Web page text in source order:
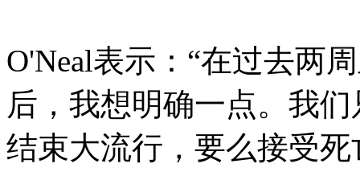
O'Neal表示：“在过去两
后，我想明确一点。我
结束大流行，要么接受